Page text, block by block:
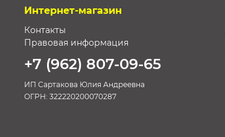
Интернет-магазин
Контакты
Правовая информация
+7 (962) 807-09-65
ИП Сартакова Юлия Андреевна
ОГРН: 322220200070287